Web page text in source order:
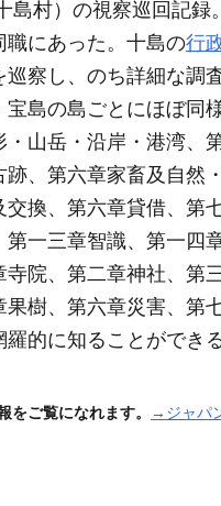
島村） の視察巡回記録
にあった。十島の行
巡察し、のち詳細な調
宝島の島ごとにほぼ同
・山岳・沿岸・港湾、
、第六章家畜及自然
換、第六章貸借、第
一三章智識、第一四章
寺院、第二章神社、第
樹、第六章災害、第
羅的に知ることができる
ご覧になれます。 →ジャパ